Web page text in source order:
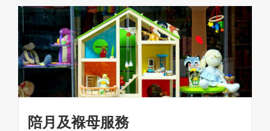
陪月及褓母服務